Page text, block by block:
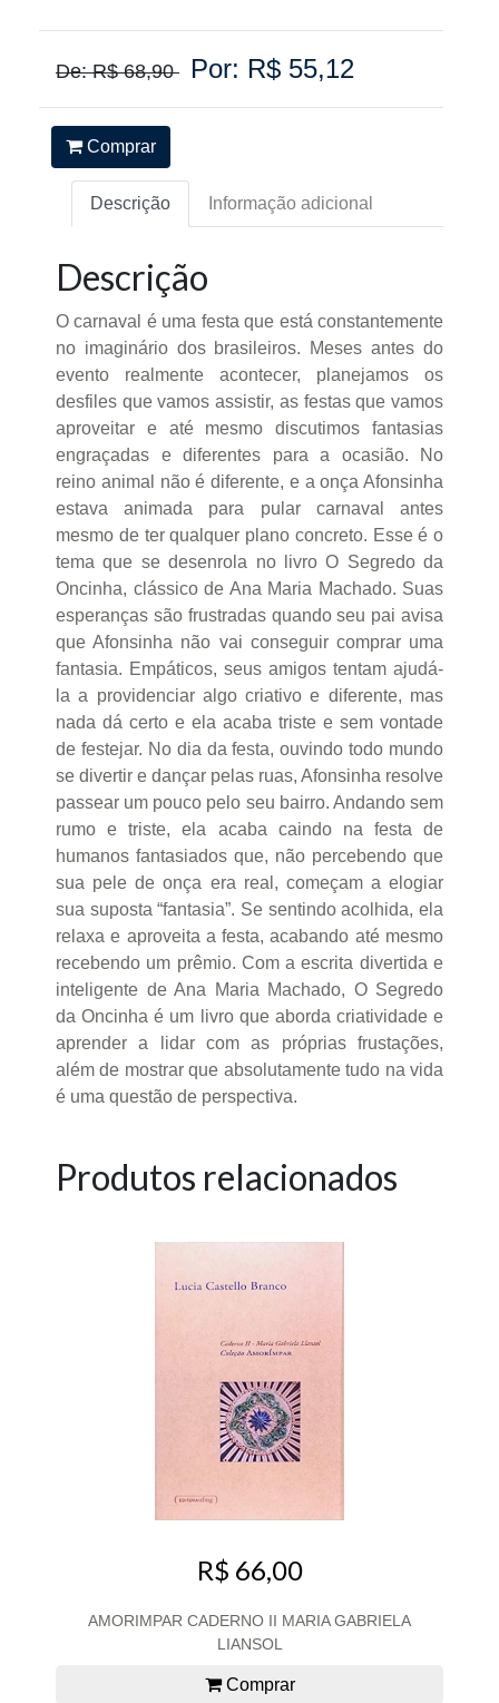
De: R$ 68,90 Por: R$ 55,12
Comprar
Descrição Informação adicional
Descrição
O carnaval é uma festa que está constantemente
no imaginário dos brasileiros. Meses antes do
evento realmente acontecer, planejamos os
desfiles que vamos assistir, as festas que vamos
aproveitar e até mesmo discutimos fantasias
engraçadas e diferentes para a ocasião. No
reino animal não é diferente, e a onça Afonsinha
estava animada para pular carnaval antes
mesmo de ter qualquer plano concreto. Esse é o
tema que se desenrola no livro O Segredo da
Oncinha, clássico de Ana Maria Machado. Suas
esperanças são frustradas quando seu pai avisa
que Afonsinha não vai conseguir comprar uma
fantasia. Empáticos, seus amigos tentam ajudá-
la a providenciar algo criativo e diferente, mas
nada dá certo e ela acaba triste e sem vontade
de festejar. No dia da festa, ouvindo todo mundo
se divertir e dançar pelas ruas, Afonsinha resolve
passear um pouco pelo seu bairro. Andando sem
rumo e triste, ela acaba caindo na festa de
humanos fantasiados que, não percebendo que
sua pele de onça era real, começam a elogiar
sua suposta “fantasia”. Se sentindo acolhida, ela
relaxa e aproveita a festa, acabando até mesmo
recebendo um prêmio. Com a escrita divertida e
inteligente de Ana Maria Machado, O Segredo
da Oncinha é um livro que aborda criatividade e
aprender a lidar com as próprias frustações,
além de mostrar que absolutamente tudo na vida
é uma questão de perspectiva.
Produtos relacionados
R$ 66,00
AMORIMPAR CADERNO II MARIA GABRIELA
LIANSOL
Comprar